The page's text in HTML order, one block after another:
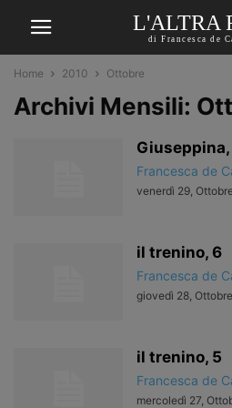
L'ALTRA
di Francesca de
Home 2010 Ottobre
Archivi Mensili:
Francesca de
venerdì 29,
il trenino, 6
Francesca de
giovedì 28,
il trenino, 5
Francesca de
mercoledì 27,